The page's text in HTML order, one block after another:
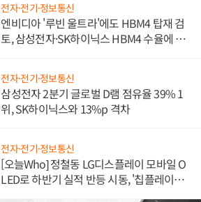
전자·전기·정보통신
엔비디아 '루빈 울트라'에도 HBM4 탑재 검
토, 삼성전자·SK하이닉스 HBM4 수율에 주
전자·전기·정보통신
삼성전자 2분기 글로벌 D램 점유율 39% 1
위, SK하이닉스와 13%p 격차
전자·전기·정보통신
[오늘Who] 정철동 LG디스플레이 모바일 O
LED로 하반기 실적 반등 시동, '칩플레이